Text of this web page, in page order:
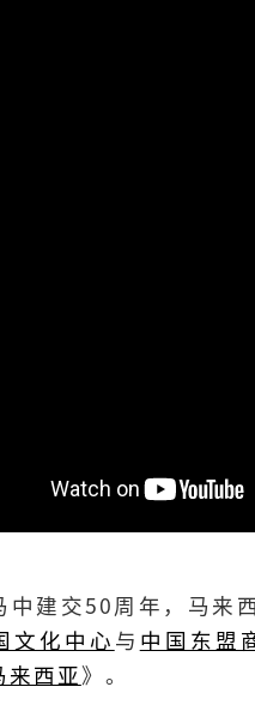
中建交50周年，马来
文化中心 与 中国东盟
来西亚》。